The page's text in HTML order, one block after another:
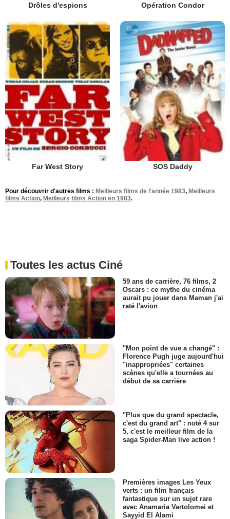
Drôles d'espions Opération Condor
Far West Story SOS Daddy
Pour découvrir d'autres films : Meilleurs films de l'année 1983, Meilleurs
films Action, Meilleurs films Action en 1983.
Toutes les actus Ciné
59 ans de carrière, 76 films, 2
Oscars : ce mythe du cinéma
aurait pu jouer dans Maman j'ai
raté l'avion
"Mon point de vue a changé" :
Florence Pugh juge aujourd'hui
"inappropriées" certaines
scènes qu'elle a tournées au
début de sa carrière
"Plus que du grand spectacle,
c'est du grand art" : noté 4 sur
5, c'est le meilleur film de la
saga Spider-Man live action !
Premières images Les Yeux
verts : un film français
fantastique sur un sujet rare
avec Anamaria Vartolomei et
Sayyid El Alami